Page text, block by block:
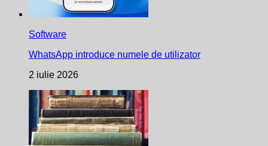
Software
WhatsApp introduce numele de utilizator
2 iulie 2026